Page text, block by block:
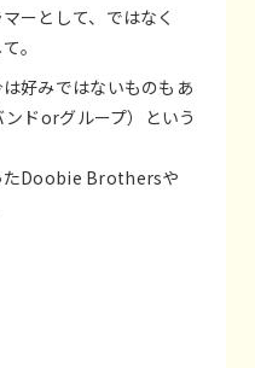
ーとして、ではなく
。
好みではないものもあ
ドorグループ）という
たDoobie Brothersや